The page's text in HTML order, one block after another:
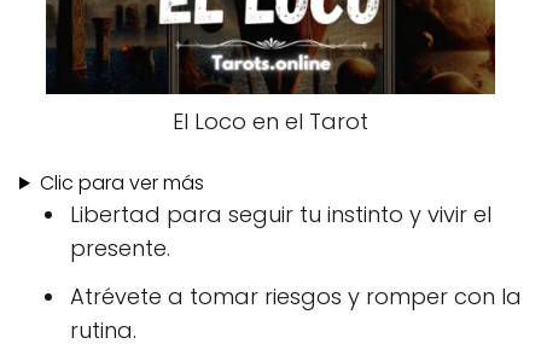
El Loco en el Tarot
Clic para ver más
Libertad para seguir tu instinto y vivir el
presente.
Atrévete a tomar riesgos y romper con la
rutina.